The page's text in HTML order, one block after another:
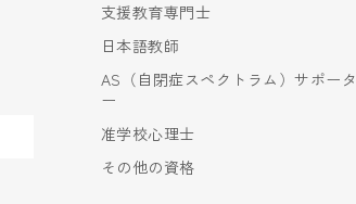
支援教育専門士
日本語教師
AS（自閉症スペクトラム）サポータ
ー
准学校心理士
その他の資格